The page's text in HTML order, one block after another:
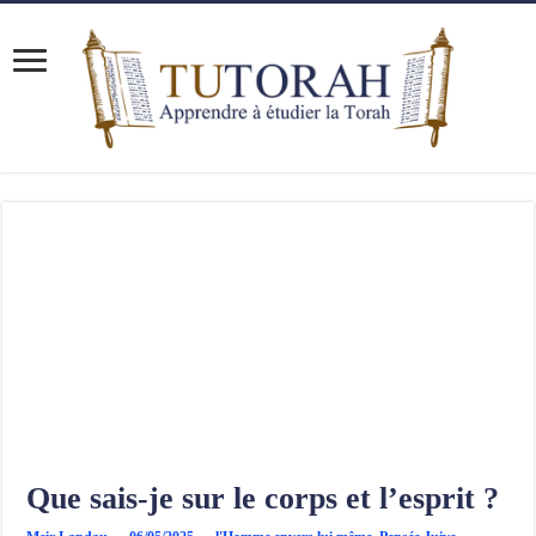
Que sais-je sur le corps et l’esprit ?